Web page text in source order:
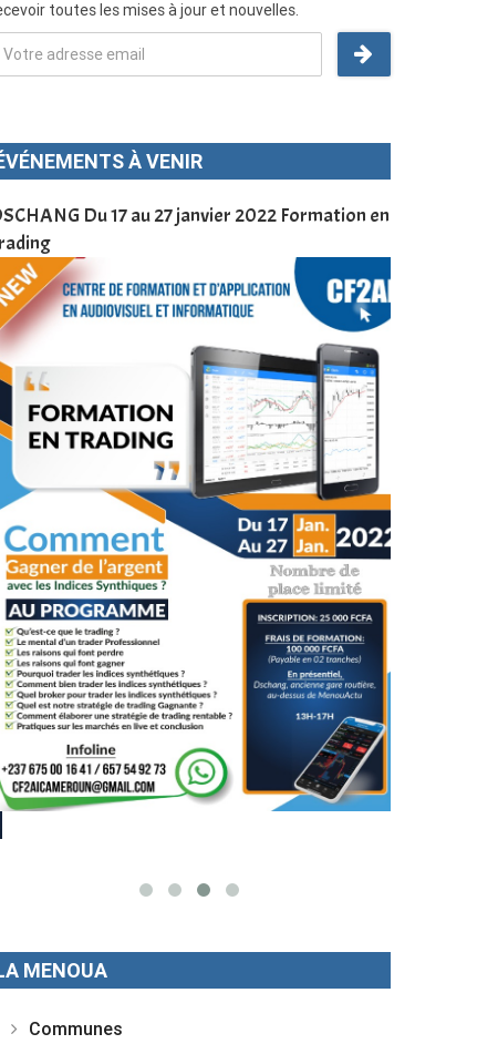
toutes les mises à jour et nouvelles.
À VENIR
Du 17 au 27 janvier 2022 Formation en
Cameroun
MENOUA
Communes